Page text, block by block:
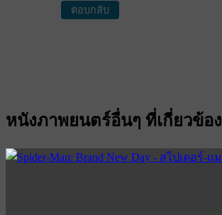
ตอบกลับ
หนังภาพยนตร์อื่นๆ ที่เกี่ยวข้อง